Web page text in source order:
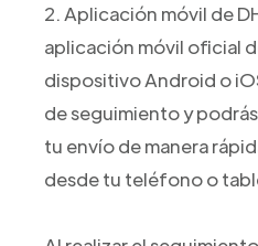
2. Aplicación móvil de
aplicación móvil oficial
dispositivo Android o
de seguimiento y
tu envío de manera
desde tu teléfono o